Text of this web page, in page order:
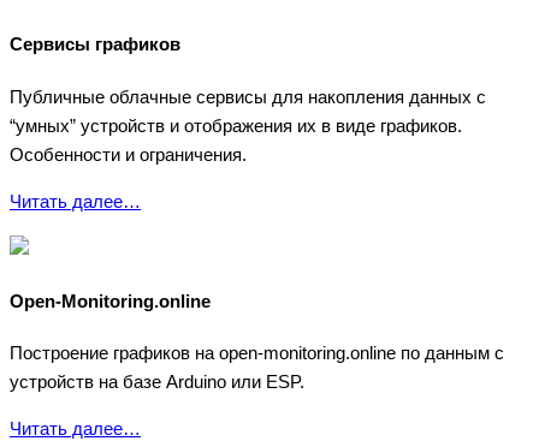
Сервисы графиков
Публичные облачные сервисы для накопления данных с
“умных” устройств и отображения их в виде графиков.
Особенности и ограничения.
Читать далее…
Open-Monitoring.online
Построение графиков на open-monitoring.online по данным с
устройств на базе Arduino или ESP.
Читать далее…